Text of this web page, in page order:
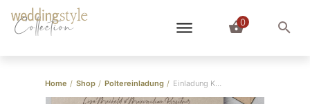
Collection 0
Home / Shop / Poltereinladung / Einladung Karte Polterabend “Vintage”